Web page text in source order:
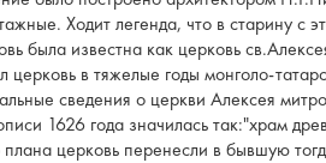
Ходит легенда, что в старину с
была известна как церковь
в тяжелые годы монголо-
сведения о церкви Алексея
1626 года значилась так:"храм
церковь перенесли в бывшую